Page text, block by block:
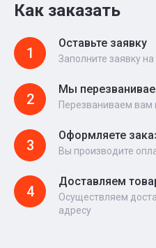
Как заказать
1
Оставьте заявку
Заполните заявку
2
Мы
Перезваниваем вам
3
Оформляете
Вы производите
4
Доставляем
Осуществляем
адресу